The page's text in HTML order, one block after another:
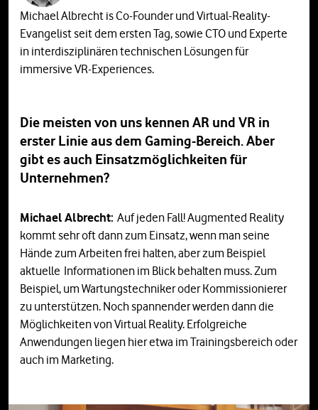
Michael Albrecht is Co-Founder und Virtual-Reality-
Evangelist seit dem ersten Tag, sowie CTO und Experte
in interdisziplinären technischen Lösungen für
immersive VR-Experiences.
Die meisten von uns kennen AR und VR in
erster Linie aus dem Gaming-Bereich. Aber
gibt es auch Einsatzmöglichkeiten für
Unternehmen?
Michael Albrecht: Auf jeden Fall! Augmented Reality
kommt sehr oft dann zum Einsatz, wenn man seine
Hände zum Arbeiten frei halten, aber zum Beispiel
aktuelle Informationen im Blick behalten muss. Zum
Beispiel, um Wartungstechniker oder Kommissionierer
zu unterstützen. Noch spannender werden dann die
Möglichkeiten von Virtual Reality. Erfolgreiche
Anwendungen liegen hier etwa im Trainingsbereich oder
auch im Marketing.